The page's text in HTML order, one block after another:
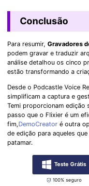
Conclusão
Para resumir, Gravadores
podem gravar e traduzir
análise detalhou os cinco
estão transformando a
Desde o Podcastle Voice
simplificam a captura e
Temi proporcionam edição
passo que o Flixier é um
fim,DemoCreator é outra
de edição para aqueles
patamar.
Teste Grátis
100% seguro